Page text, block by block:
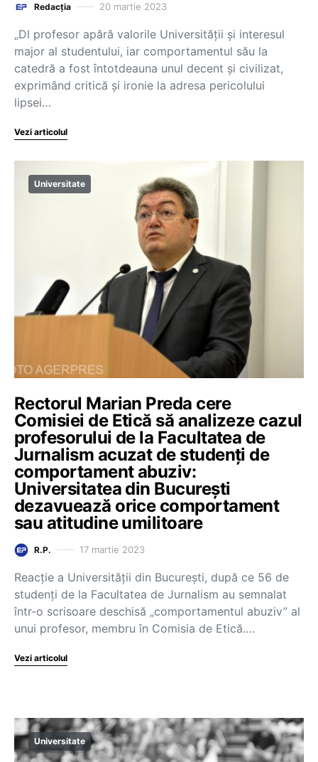
Redacția 20 martie 2023
„Dl profesor apără valorile Universității și interesul
major al studentului, iar comportamentul său la
catedră a fost întotdeauna unul decent și civilizat,
exprimând critică și ironie la adresa pericolului
lipsei…
Vezi articolul
Universitate
Rectorul Marian Preda cere
Comisiei de Etică să analizeze cazul
profesorului de la Facultatea de
Jurnalism acuzat de studenți de
comportament abuziv:
Universitatea din București
dezavuează orice comportament
sau atitudine umilitoare
R.P. 17 martie 2023
Reacție a Universității din București, după ce 56 de
studenți de la Facultatea de Jurnalism au semnalat
într-o scrisoare deschisă „comportamentul abuziv” al
unui profesor, membru în Comisia de Etică.…
Vezi articolul
Universitate